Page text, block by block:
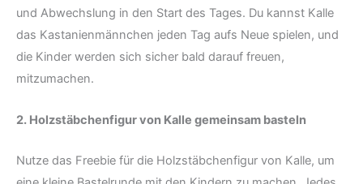
und Abwechslung in den Start des Tages. Du kannst Kalle
das Kastanienmännchen jeden Tag aufs Neue spielen, und
die Kinder werden sich sicher bald darauf freuen,
mitzumachen.
2. Holzstäbchenfigur von Kalle gemeinsam basteln
Nutze das Freebie für die Holzstäbchenfigur von Kalle, um